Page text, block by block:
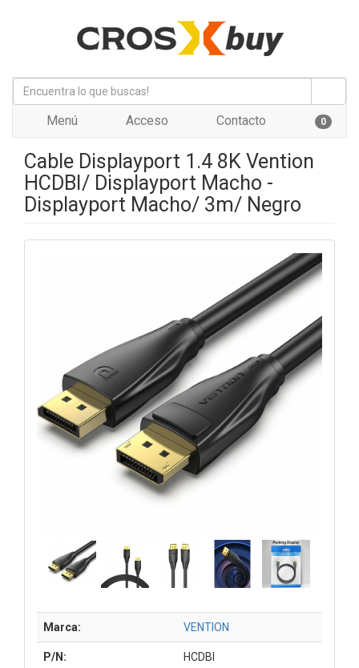
Menú Acceso Contacto 0
Cable Displayport 1.4 8K Vention
HCDBI/ Displayport Macho -
Displayport Macho/ 3m/ Negro
Marca: VENTION
P/N: HCDBI